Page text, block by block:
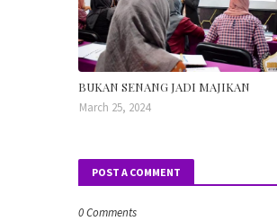
BUKAN SENANG JADI MAJIKAN
March 25, 2024
POST A COMMENT
0 Comments